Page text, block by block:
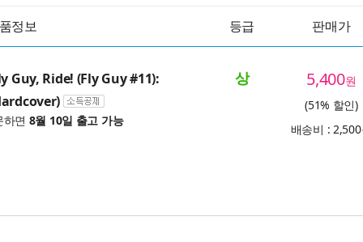
정보 등급 판매가
Guy, Ride! (Fly Guy #11):
면 8월 10일 출고 가능
상 5,400원
(51% 할인)
배송비 :